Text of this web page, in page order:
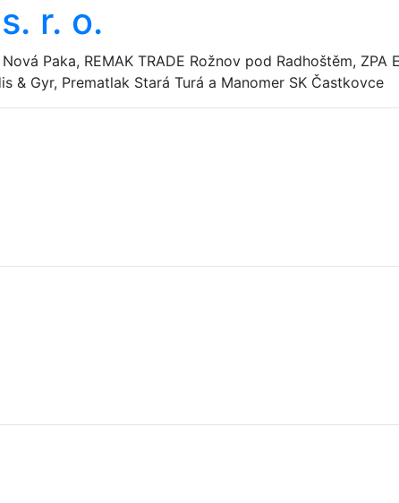
r. o.
Paka, REMAK TRADE Rožnov pod Radhoštěm,
& Gyr, Prematlak Stará Turá a Manomer SK Častkovce